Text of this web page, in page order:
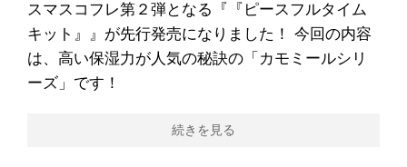
スマスコフレ第２弾となる『『ピースフルタイム
キット』』が先行発売になりました！ 今回の内容
は、高い保湿力が人気の秘訣の「カモミールシリ
ーズ」です！
続きを見る